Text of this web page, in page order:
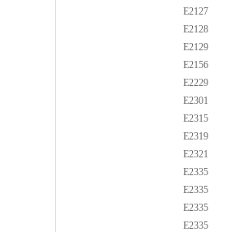
E2127
E2128
E2129
E2156
E2229
E2301
E2315
E2319
E2321
E2335
E2335
E2335
E2335